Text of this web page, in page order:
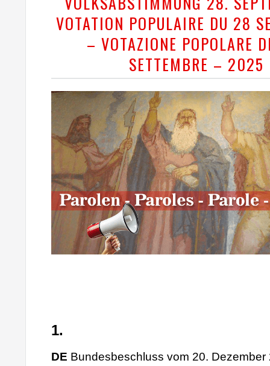
VOTATION POPULAIRE DU 28
– VOTAZIONE POPOLARE
SETTEMBRE – 2025
1.
DE Bundesbeschluss vom 20. Dezember